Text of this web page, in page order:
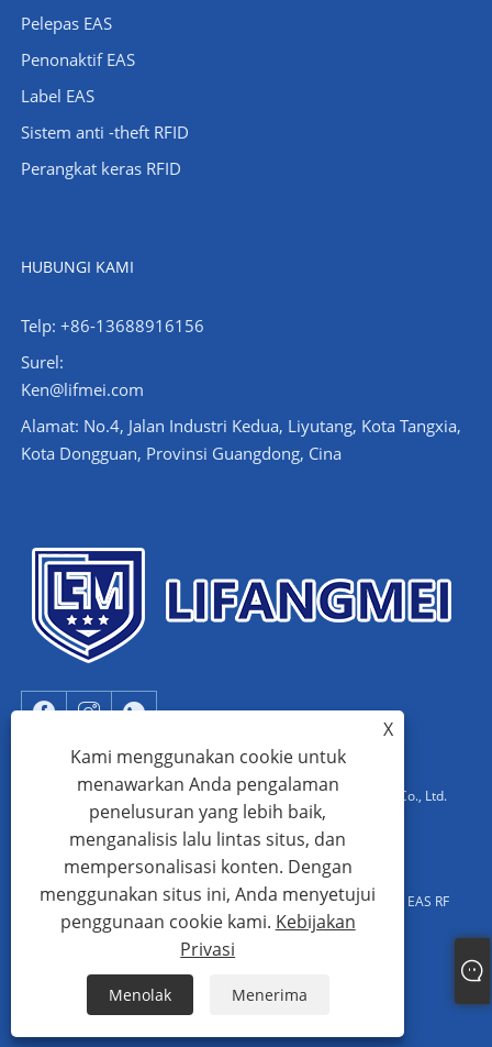
Pelepas EAS
Penonaktif EAS
Label EAS
Sistem anti -theft RFID
Perangkat keras RFID
HUBUNGI KAMI
Telp: +86-13688916156
Surel:
Ken@lifmei.com
Alamat: No.4, Jalan Industri Kedua, Liyutang, Kota Tangxia,
Kota Dongguan, Provinsi Guangdong, Cina
Hak Cipta © 2023 Dongguan Lifangmei Electronic Technology Co., Ltd.
Semua Hak Dilindungi Undang-undang.
Cina Produsen Sistem EAS, Sistem EAS AM, Pabrik Pintu Putar
Penghalang Ayun, Sistem EAS Aluminium AM, Pemasok Sistem EAS RF
Sitemap XML Kebijakan Privasi
X
Kami menggunakan cookie untuk
menawarkan Anda pengalaman
penelusuran yang lebih baik,
menganalisis lalu lintas situs, dan
mempersonalisasi konten. Dengan
menggunakan situs ini, Anda menyetujui
penggunaan cookie kami. Kebijakan
Privasi
Menolak Menerima